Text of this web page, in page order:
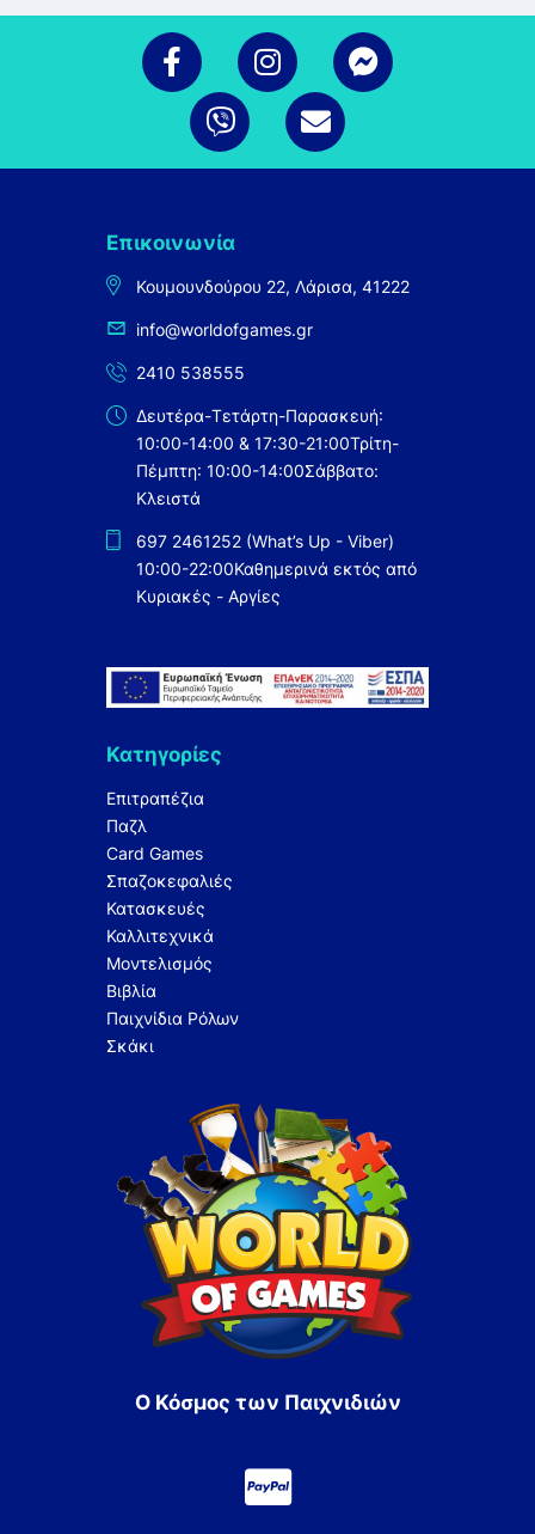
Επικοινωνία
Κουμουνδούρου 22, Λάρισα, 41222
info@worldofgames.gr
2410 538555
Δευτέρα-Τετάρτη-Παρασκευή:
10:00-14:00 & 17:30-21:00Τρίτη-
Πέμπτη: 10:00-14:00Σάββατο:
Κλειστά
697 2461252 (What’s Up - Viber)
10:00-22:00Καθημερινά εκτός από
Κυριακές - Αργίες
Κατηγορίες
Επιτραπέζια
Παζλ
Card Games
Σπαζοκεφαλιές
Κατασκευές
Καλλιτεχνικά
Μοντελισμός
Βιβλία
Παιχνίδια Ρόλων
Σκάκι
Ο Κόσμος των Παιχνιδιών